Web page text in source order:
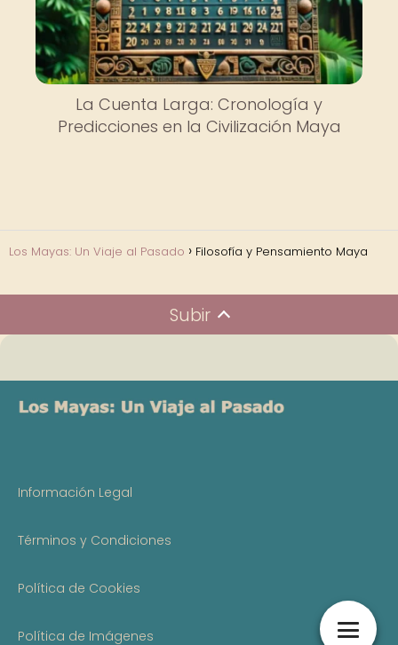
La Cuenta Larga: Cronología y
Predicciones en la Civilización Maya
Los Mayas: Un Viaje al Pasado Filosofía y Pensamiento Maya
Subir
Información Legal
Términos y Condiciones
Política de Cookies
Política de Imágenes